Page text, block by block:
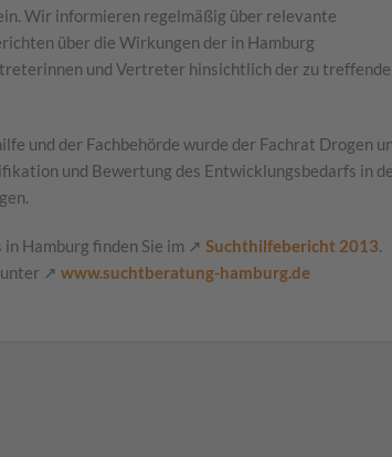
Wir informieren regelmäßig über relevante
über die Wirkungen der in Hamburg
und Vertreter hinsichtlich der zu
und der Fachbehörde wurde der Fachrat Drogen
und Bewertung des Entwicklungsbedarfs in
Hamburg finden Sie im ↗ Suchthilfebericht 2013.
unter ↗ www.suchtberatung-hamburg.de